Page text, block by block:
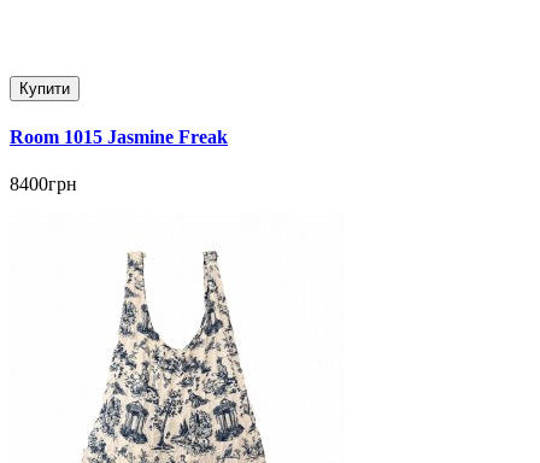
Купити
Room 1015 Jasmine Freak
8400грн